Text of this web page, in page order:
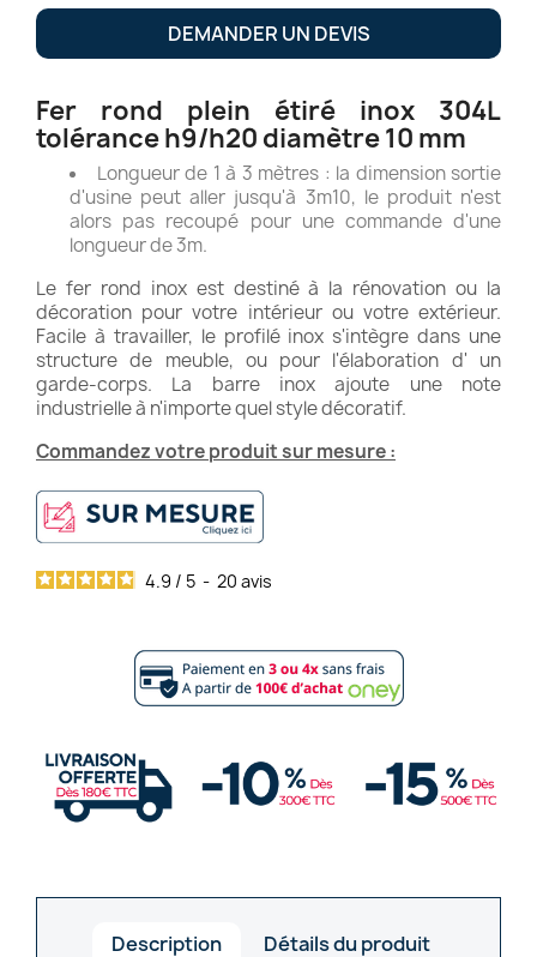
DEMANDER UN DEVIS
Fer rond plein étiré inox 304L
tolérance h9/h20 diamètre 10 mm
Longueur de 1 à 3 mètres : la dimension sortie
d'usine peut aller jusqu'à 3m10, le produit n'est
alors pas recoupé pour une commande d'une
longueur de 3m.
Le fer rond inox est destiné à la rénovation ou la
décoration pour votre intérieur ou votre extérieur.
Facile à travailler, le profilé inox s'intègre dans une
structure de meuble, ou pour l'élaboration d' un
garde-corps. La barre inox ajoute une note
industrielle à n'importe quel style décoratif.
Commandez votre produit sur mesure :
4.9 / 5 - 20 avis
Description
Détails du produit